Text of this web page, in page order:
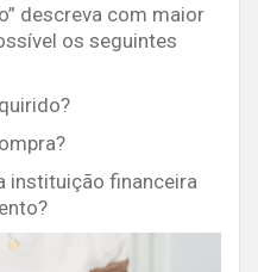
descreva com maior
os seguintes
instituição financeira